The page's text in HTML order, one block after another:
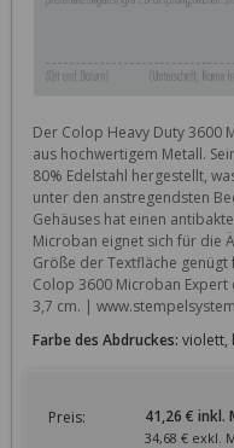
Der Colop Heavy Duty 3600
aus hochwertigem Metall.
80% Edelstahl hergestellt,
unter den anstregendsten
Gehäuses hat einen
Microban eignet sich für die
Größe der Textfläche
Colop 3600 Microban Expert
3,7 cm. |
Farbe des Abdruckes: violett,
Preis: 41,26 € inkl.
34,68 € exkl.